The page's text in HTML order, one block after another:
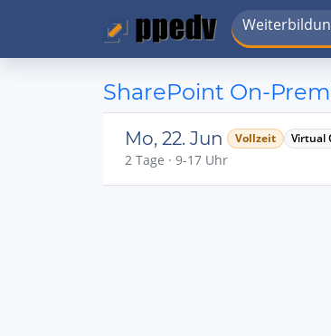
SharePoint On-
Mo, 22. Jun Vollzeit Virtual
2 Tage · 9-17 Uhr